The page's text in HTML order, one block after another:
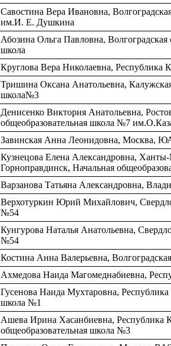
Савостина Вера Ивановна,
им.И. Е. Душкина
Абозина Ольга Павловна,
школа
Круглова Вера Николаевна, Республика
Тришина Оксана Анатольевна,
школа№3
Денисенко Виктория Анатольевна,
общеобразовательная школа №7
Завинская Анна Леонидовна, Москва,
Кузнецова Елена Александровна,
Горноправдинск, Начальная
Варзанова Татьяна Александровна,
Верхотуркин Юрий Михайлович,
№54
Кунгурова Наталья Анатольевна,
№54
Костина Анна Валерьевна,
Ахмедова Наида Магомеднабиевна,
Гусенова Наида Мухтаровна,
школа №1
Ашева Ирина Хасанбиевна, Республика
общеобразовательная школа №3